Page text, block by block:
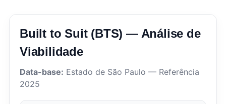
Built to Suit (BTS) — Análise de
Viabilidade
Data-base: Estado de São Paulo — Referência
2025